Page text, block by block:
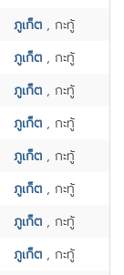
ภูเก็ต , กะทู้
ภูเก็ต , กะทู้
ภูเก็ต , กะทู้
ภูเก็ต , กะทู้
ภูเก็ต , กะทู้
ภูเก็ต , กะทู้
ภูเก็ต , กะทู้
ภูเก็ต , กะทู้